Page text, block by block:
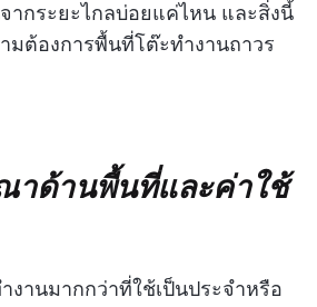
ากระยะไกลบ่อยแค่ไหน และสิ่งนี้
มต้องการพื้นที่โต๊ะทำงานถาวร
าด้านพื้นที่และค่าใช้
านมากกว่าที่ใช้เป็นประจำหรือ